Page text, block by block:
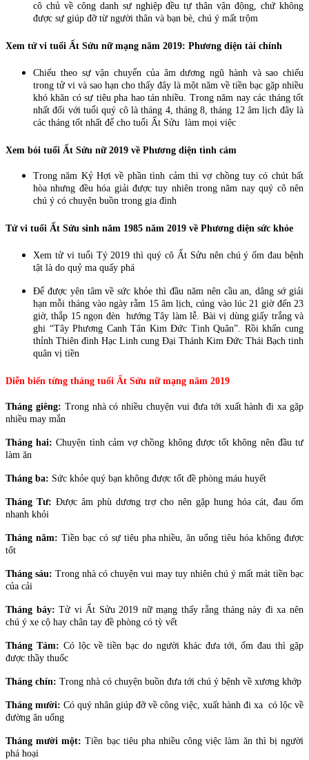
cô chủ về công danh sự nghiệp đều tự thân vận động, chứ không
được sự giúp đỡ từ người thân và bạn bè, chú ý mất trộm
Xem tử vi tuổi Ất Sửu nữ mạng năm 2019: Phương diện tài chính
Chiếu theo sự vận chuyển của âm dương ngũ hành và sao chiếu
trong tử vi và sao hạn cho thấy đây là một năm về tiền bạc gặp nhiều
khó khăn có sự tiêu pha hao tán nhiều. Trong năm nay các tháng tốt
nhất đối với tuổi quý cô là tháng 4, tháng 8, tháng 12 âm lịch đây là
các tháng tốt nhất để cho tuổi Ất Sửu làm mọi việc
Xem bói tuổi Ất Sửu nữ 2019 về Phương diện tình cảm
Trong năm Kỷ Hợi về phần tình cảm thì vợ chồng tuy có chút bất
hòa nhưng đều hóa giải được tuy nhiên trong năm nay quý cô nên
chú ý có chuyện buồn trong gia đình
Tử vi tuổi Ất Sửu sinh năm 1985 năm 2019 về Phương diện sức khỏe
Xem tử vi tuổi Tý 2019 thì quý cô Ất Sửu nên chú ý ốm đau bệnh
tật là do quỷ ma quấy phá
Để được yên tâm về sức khỏe thì đầu năm nên cầu an, dâng sớ giải
hạn mỗi tháng vào ngày rằm 15 âm lịch, cúng vào lúc 21 giờ đến 23
giờ, thắp 15 ngọn đèn hướng Tây làm lễ. Bài vị dùng giấy trắng và
ghi “Tây Phương Canh Tân Kim Đức Tinh Quân”. Rồi khấn cung
thỉnh Thiên đình Hạc Linh cung Đại Thánh Kim Đức Thái Bạch tinh
quân vị tiền
Diễn biến từng tháng tuổi Ất Sửu nữ mạng năm 2019
Tháng giêng: Trong nhà có nhiều chuyện vui đưa tới xuất hành đi xa gặp
nhiều may mắn
Tháng hai: Chuyện tình cảm vợ chồng không được tốt không nên đầu tư
làm ăn
Tháng ba: Sức khỏe quý bạn không được tốt đề phòng máu huyết
Tháng Tư: Được âm phù dương trợ cho nên gặp hung hóa cát, đau ốm
nhanh khỏi
Tháng năm: Tiền bạc có sự tiêu pha nhiều, ăn uống tiêu hóa không được
tốt
Tháng sáu: Trong nhà có chuyện vui may tuy nhiên chú ý mất mát tiền bạc
của cải
Tháng bảy:Tử vi Ất Sửu 2019 nữ mạng thấy rằng tháng này đi xa nên
chú ý xe cộ hay chân tay đề phòng có tỳ vết
Tháng Tám: Có lộc về tiền bạc do người khác đưa tới, ốm đau thì gặp
được thầy thuốc
Tháng chín: Trong nhà có chuyện buồn đưa tới chú ý bệnh về xương khớp
Tháng mười: Có quý nhân giúp đỡ về công việc, xuất hành đi xa có lộc về
đường ăn uống
Tháng mười một: Tiền bạc tiêu pha nhiều công việc làm ăn thì bị người
phá hoại